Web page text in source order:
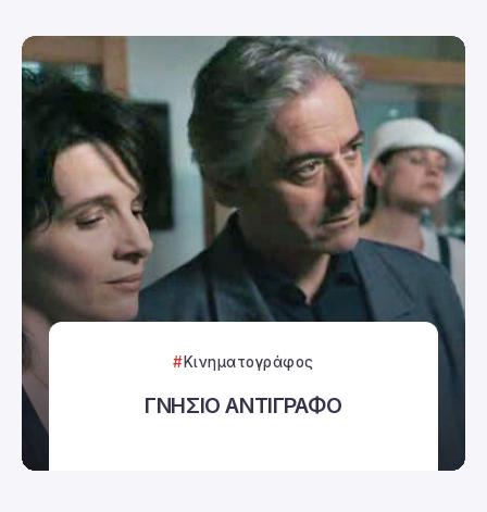
Κινηματογράφος
ΓΝΗΣΙΟ ΑΝΤΙΓΡΑΦΟ